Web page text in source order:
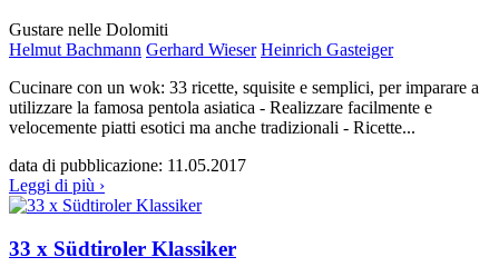
Gustare nelle Dolomiti
Helmut Bachmann Gerhard Wieser Heinrich Gasteiger
Cucinare con un wok: 33 ricette, squisite e semplici, per imparare a
utilizzare la famosa pentola asiatica - Realizzare facilmente e
velocemente piatti esotici ma anche tradizionali - Ricette...
data di pubblicazione: 11.05.2017
Leggi di più ›
33 x Südtiroler Klassiker